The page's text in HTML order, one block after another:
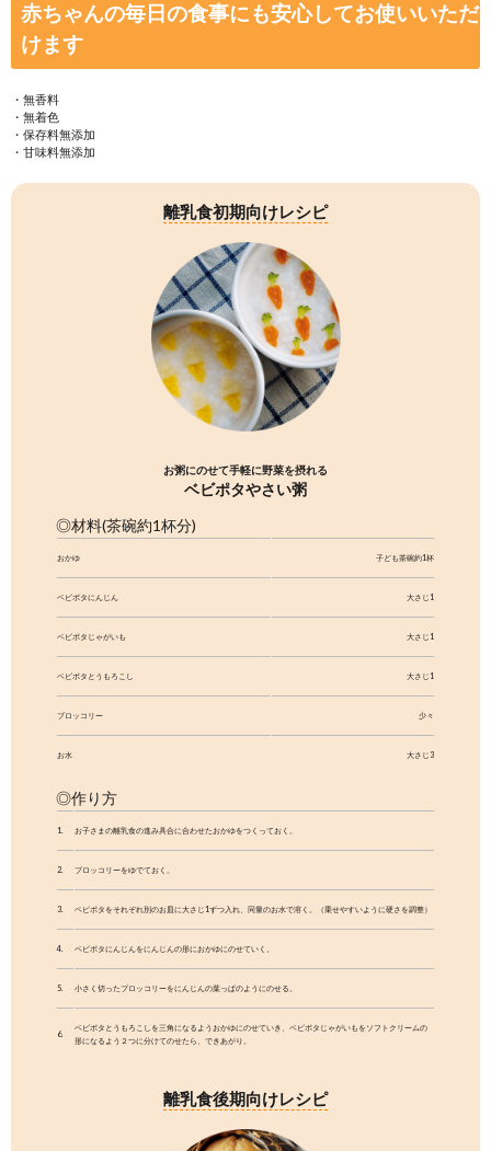
べビポタ大さじ1に対し、湯冷ま
け。 水分量によってマッシュ状
ろいろな料理に使えます。